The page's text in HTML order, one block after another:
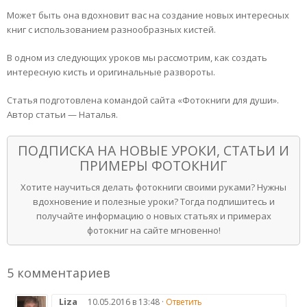
Может быть она вдохновит вас на создание новых интересных
книг с использованием разнообразных кистей.
В одном из следующих уроков мы рассмотрим, как создать
интересную кисть и оригинальные развороты.
Статья подготовлена командой сайта «Фотокниги для души».
Автор статьи — Наталья.
ПОДПИСКА НА НОВЫЕ УРОКИ, СТАТЬИ И
ПРИМЕРЫ ФОТОКНИГ
Хотите научиться делать фотокниги своими руками? Нужны
вдохновение и полезные уроки? Тогда подпишитесь и
получайте информацию о новых статьях и примерах
фотокниг на сайте мгновенно!
5 комментариев
Liza 10.05.2016 в 13:48 · Ответить